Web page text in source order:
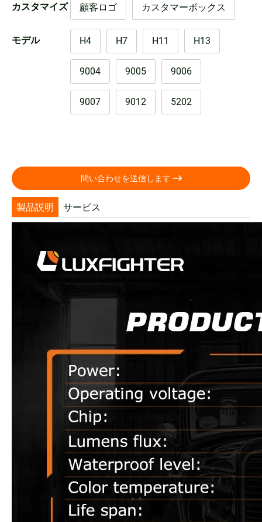
カスタマイズ 顧客ロゴ カスタマーボックス
モデル H4 H7 H11 H13
9004 9005 9006
9007 9012 5202
問い合わせを送信します 
製品説明 サービス